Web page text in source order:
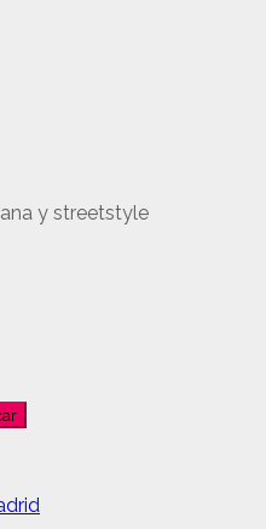
y streetstyle